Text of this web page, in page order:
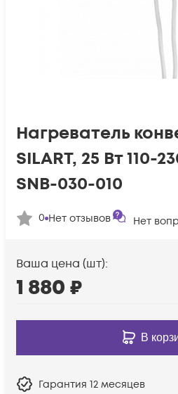
Нагреватель
SILART, 25 Вт 110-
SNB-030-010
0 Нет отзывов Нет
Ваша цена (шт):
1 880 ₽
В
Гарантия 12 месяцев